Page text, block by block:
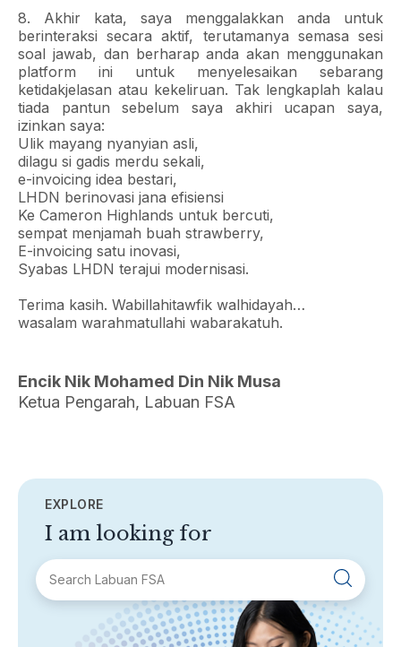
8. Akhir kata, saya menggalakkan anda untuk
berinteraksi secara aktif, terutamanya semasa sesi
soal jawab, dan berharap anda akan menggunakan
platform ini untuk menyelesaikan sebarang
ketidakjelasan atau kekeliruan. Tak lengkaplah kalau
tiada pantun sebelum saya akhiri ucapan saya,
izinkan saya:
Ulik mayang nyanyian asli,
dilagu si gadis merdu sekali,
e-invoicing idea bestari,
LHDN berinovasi jana efisiensi
Ke Cameron Highlands untuk bercuti,
sempat menjamah buah strawberry,
E-invoicing satu inovasi,
Syabas LHDN terajui modernisasi.
Terima kasih. Wabillahitawfik walhidayah…
wasalam warahmatullahi wabarakatuh.
Encik Nik Mohamed Din Nik Musa
Ketua Pengarah, Labuan FSA
EXPLORE
I am looking for
About Labuan FSA